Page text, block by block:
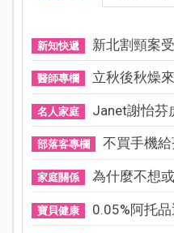
新知快遞 新北割頸案
醫師專欄 立秋後秋燥
名人家庭 Janet謝怡芬
部落客專欄 不買手機
家庭關係 為什麼不想
寶貝健康 0.05%阿托